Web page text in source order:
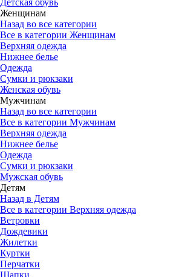
Детская обувь
Женщинам
Назад во все категории
Все в категории Женщинам
Верхняя одежда
Нижнее белье
Одежда
Сумки и рюкзаки
Женская обувь
Мужчинам
Назад во все категории
Все в категории Мужчинам
Верхняя одежда
Нижнее белье
Одежда
Сумки и рюкзаки
Мужская обувь
Детям
Назад в Детям
Все в категории Верхняя одежда
Ветровки
Дождевики
Жилетки
Куртки
Перчатки
Шапки